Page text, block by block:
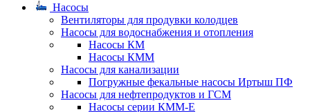
Насосы
Вентиляторы для продувки колодцев
Насосы для водоснабжения и отопления
Насосы КМ
Насосы КММ
Насосы для канализации
Погружные фекальные насосы Иртыш ПФ
Насосы для нефтепродуктов и ГСМ
Насосы серии КММ-Е